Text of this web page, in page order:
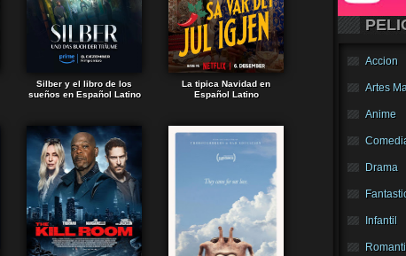
Silber y el libro de los
sueños en Español Latino
La tipica Navidad en
Español Latino
Accion
Artes
Anime
Drama
Infantil